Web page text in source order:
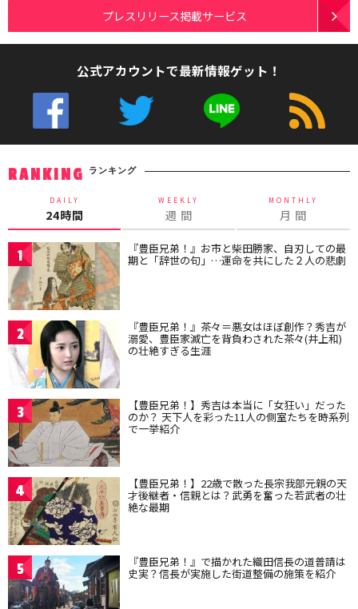
プレスリリース掲載サービス
公式アカウントで最新情報ゲット！
RANKING ランキング
DAILY
24時間
WEEKLY
週 間
MONTHLY
月 間
1 『豊臣兄弟！』お市と柴田勝家、自刃しての最
期と「辞世の句」…運命を共にした２人の悲劇
2 『豊臣兄弟！』茶々＝悪女はほぼ創作？秀吉が
溺愛、豊臣家滅亡を背負わされた茶々(井上和)
の壮絶すぎる生涯
3 【豊臣兄弟！】秀吉は本当に「女狂い」だった
のか？ 天下人を彩った11人の側室たちを時系列
で一挙紹介
4 【豊臣兄弟！】22歳で散った長宗我部元親の天
才後継者・信親とは？武勇を奮った若武者の壮
絶な最期
5 『豊臣兄弟！』で描かれた織田信長の道普請は
史実？信長が実施した街道整備の施策を紹介